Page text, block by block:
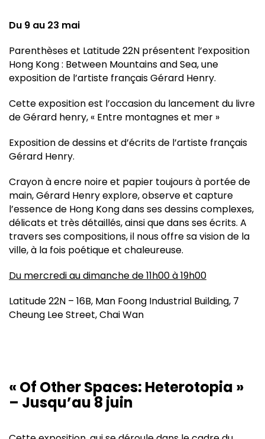
Du 9 au 23 mai
Parenthèses et Latitude 22N présentent l’exposition
Hong Kong : Between Mountains and Sea, une
exposition de l’artiste français Gérard Henry.
Cette exposition est l’occasion du lancement du livre
de Gérard henry, « Entre montagnes et mer »
Exposition de dessins et d’écrits de l’artiste français
Gérard Henry.
Crayon à encre noire et papier toujours à portée de
main, Gérard Henry explore, observe et capture
l’essence de Hong Kong dans ses dessins complexes,
délicats et très détaillés, ainsi que dans ses écrits. A
travers ses compositions, il nous offre sa vision de la
ville, à la fois poétique et chaleureuse.
Du mercredi au dimanche de 11h00 à 19h00
Latitude 22N – 16B, Man Foong Industrial Building, 7
Cheung Lee Street, Chai Wan
« Of Other Spaces: Heterotopia »
– Jusqu’au 8 juin